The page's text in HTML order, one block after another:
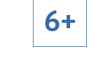
6+